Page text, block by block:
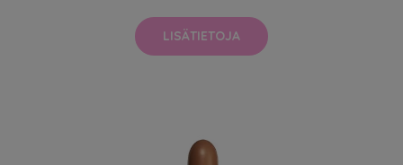
LISÄTIETOJA